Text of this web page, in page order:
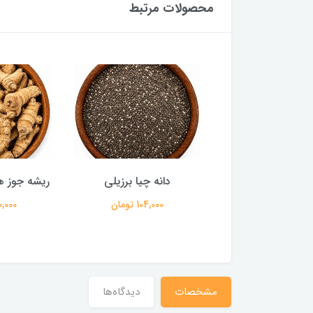
محصولات مرتبط
دانه چیا برزیلی
104,000 تومان
ریشه جوز
مشخصات دیدگاه‌ها